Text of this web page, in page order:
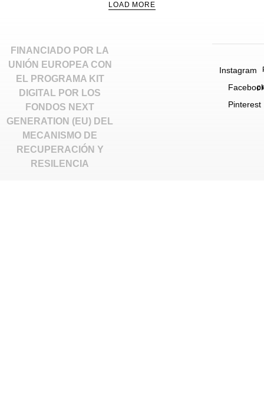
LOAD MORE
FINANCIADO POR LA
UNIÓN EUROPEA CON
EL PROGRAMA KIT
DIGITAL POR LOS
FONDOS NEXT
GENERATION (EU) DEL
MECANISMO DE
RECUPERACIÓN Y
RESILENCIA
Instagram
Pinterest